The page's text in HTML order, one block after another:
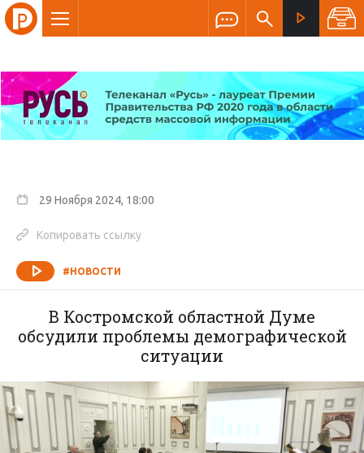
29 Ноября 2024, 18:00
Копировать ссылку
#НОВОСТИ
В Костромской областной Думе
обсудили проблемы демографической
ситуации